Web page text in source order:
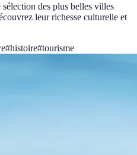
des plus belles villes
leur richesse culturelle et
#histoire#tourisme